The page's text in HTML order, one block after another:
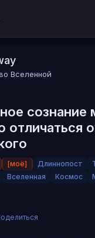
Вселенной
сознание
отличаться
[моё] Длиннопост
Вселенная Космос